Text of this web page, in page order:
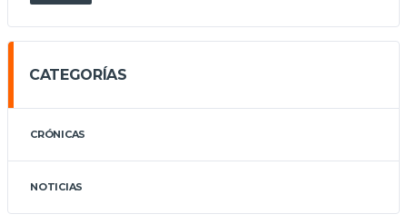
CATEGORÍAS
CRÓNICAS
NOTICIAS